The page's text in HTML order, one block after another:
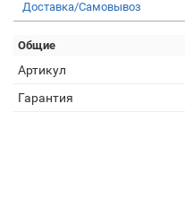
Доставка/Самовывоз
Общие
Артикул
Гарантия